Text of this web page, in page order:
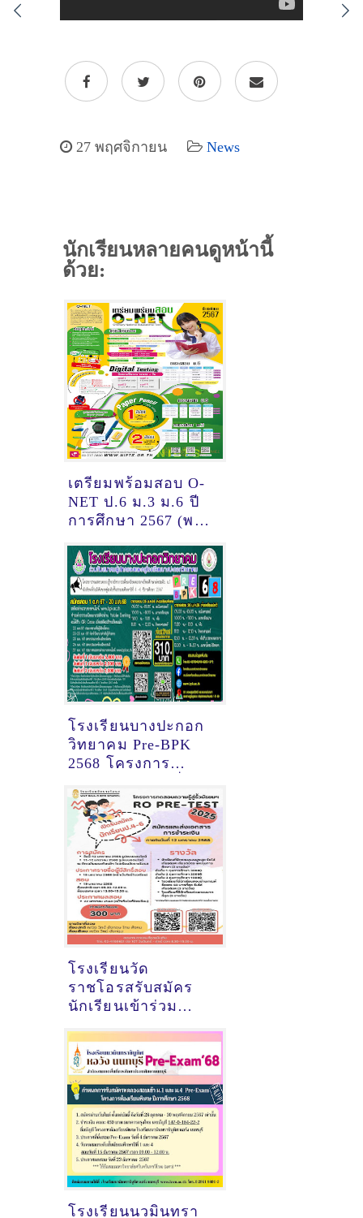
27 พฤศจิกายน News
นักเรียนหลายคนดูหน้านี้
ด้วย:
เตรียมพร้อมสอบ O-
NET ป.6 ม.3 ม.6 ปี
การศึกษา 2567 (พร้อ
โรงเรียนบางปะกอก
วิทยาคม Pre-BPK
2568 โครงการ
เตรียมความพร้อม
ศึกษาต่อ ม.1 ปี 2568
โรงเรียนวัด
ราชโอรสรับสมัคร
นักเรียนเข้าร่วม
ความรู้เพื่อเตรียม
สอบเข้า ม.1 ปี 2568
โรงเรียนนวมินทรา